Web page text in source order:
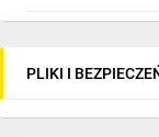
PLIKI I